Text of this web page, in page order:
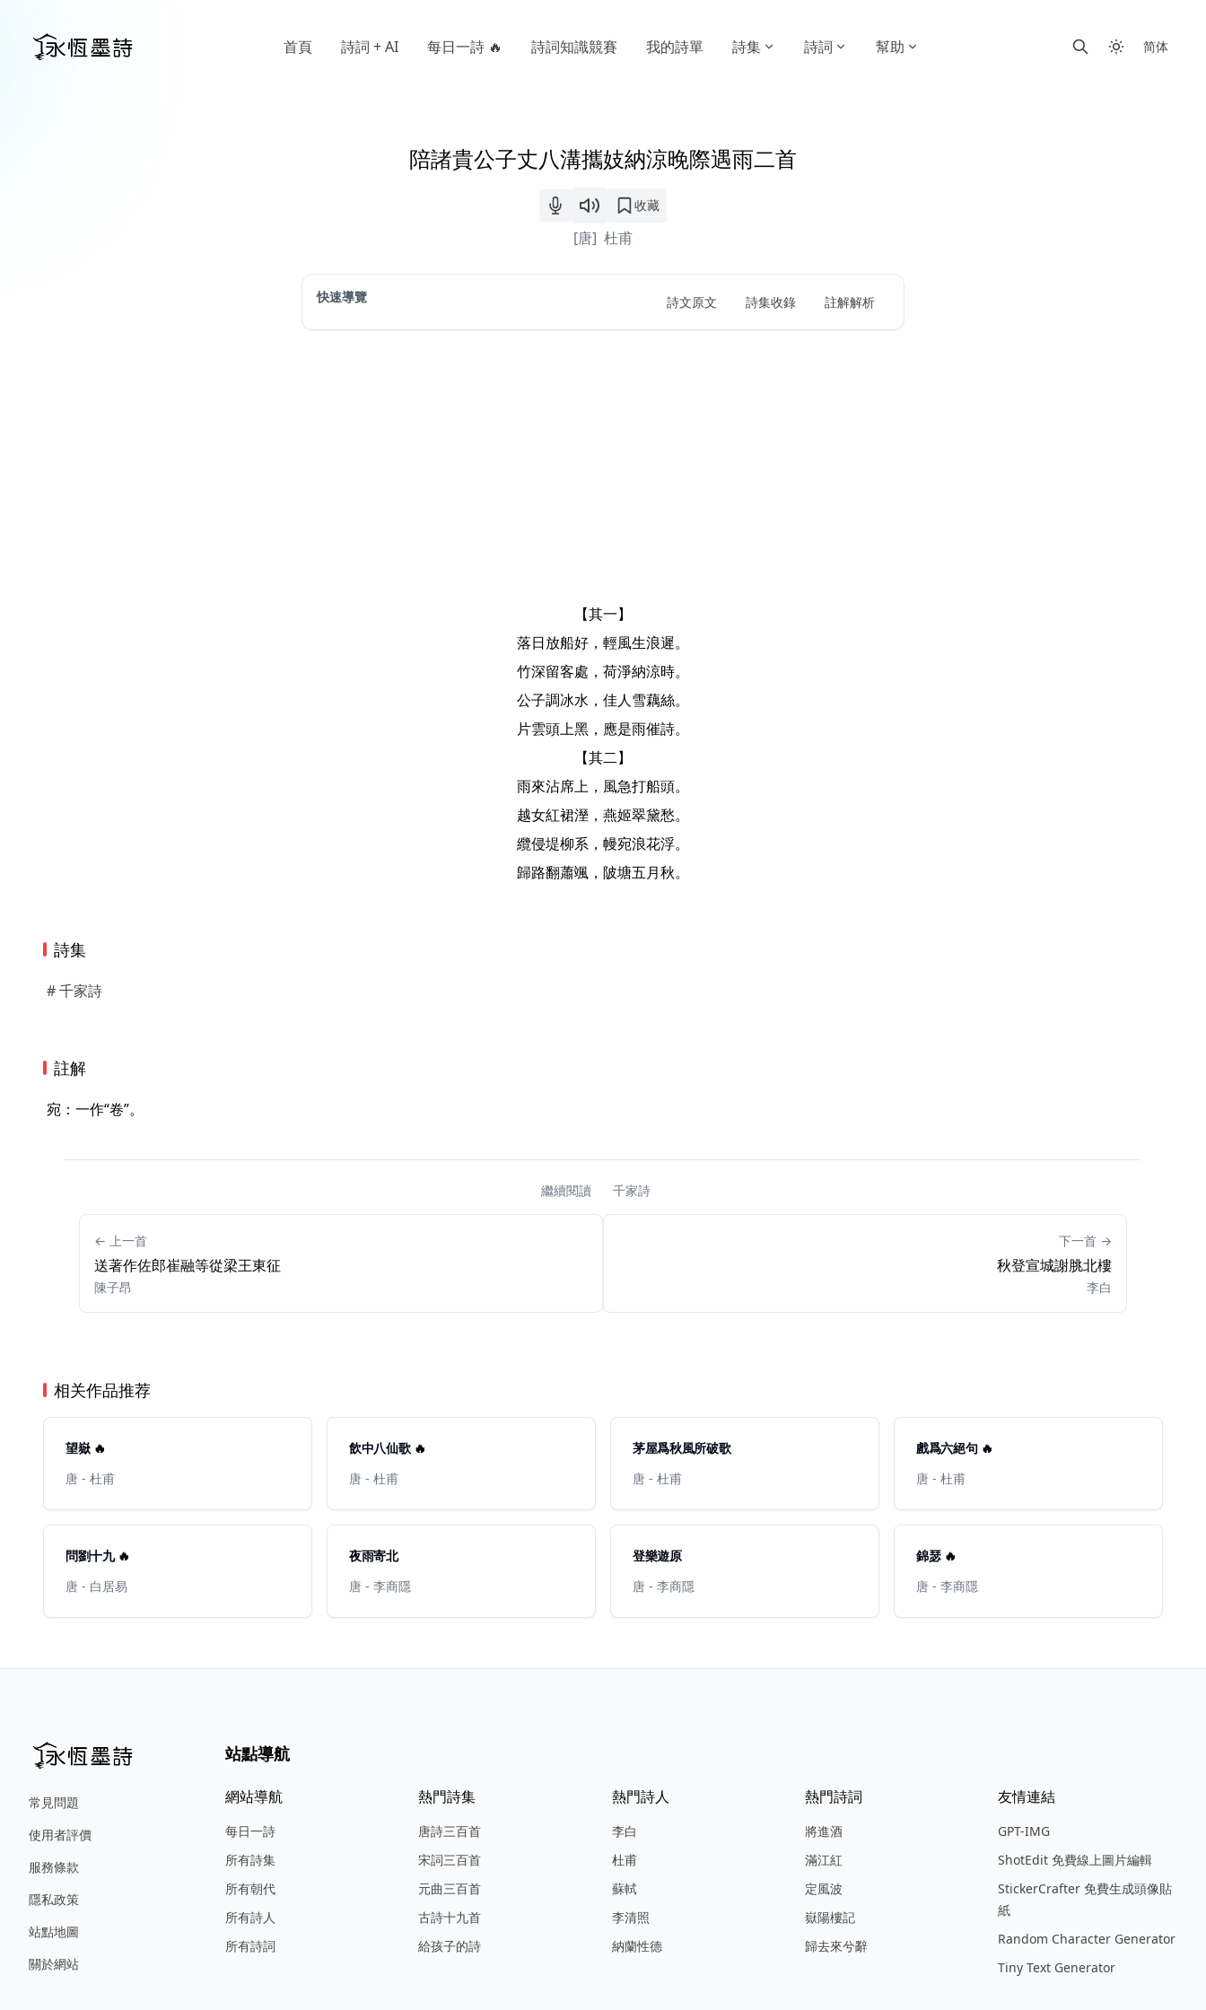
首頁 詩詞 + AI 每日一詩 🔥 詩詞知識競賽 我的詩單 詩集 詩詞 幫助 简体
陪諸貴公子丈八溝攜妓納涼晚際遇雨二首
收藏
[唐] 杜甫
快速導覽 詩文原文 詩集收錄 註解解析
【其一】
落日放船好，輕風生浪遲。
竹深留客處，荷淨納涼時。
公子調冰水，佳人雪藕絲。
片雲頭上黑，應是雨催詩。
【其二】
雨來沾席上，風急打船頭。
越女紅裙溼，燕姬翠黛愁。
纜侵堤柳系，幔宛浪花浮。
歸路翻蕭颯，陂塘五月秋。
詩集
# 千家詩
註解
宛：一作“卷”。
繼續閱讀 千家詩
← 上一首
送著作佐郎崔融等從梁王東征
陳子昂
下一首 →
秋登宣城謝脁北樓
李白
相关作品推荐
望嶽 🔥
唐 - 杜甫
飲中八仙歌 🔥
唐 - 杜甫
茅屋爲秋風所破歌
唐 - 杜甫
戲爲六絕句 🔥
唐 - 杜甫
問劉十九 🔥
唐 - 白居易
夜雨寄北
唐 - 李商隱
登樂遊原
唐 - 李商隱
錦瑟 🔥
唐 - 李商隱
常見問題
使用者評價
服務條款
隱私政策
站點地圖
關於網站
站點導航
網站導航
每日一詩
所有詩集
所有朝代
所有詩人
所有詩詞
熱門詩集
唐詩三百首
宋詞三百首
元曲三百首
古詩十九首
給孩子的詩
熱門詩人
李白
杜甫
蘇軾
李清照
納蘭性德
熱門詩詞
將進酒
滿江紅
定風波
嶽陽樓記
歸去來兮辭
友情連結
GPT-IMG
ShotEdit 免費線上圖片編輯
StickerCrafter 免費生成頭像貼
紙
Random Character Generator
Tiny Text Generator